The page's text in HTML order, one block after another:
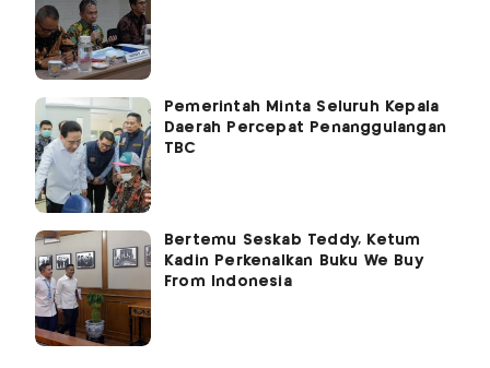
Pemerintah Minta Seluruh Kepala
Daerah Percepat Penanggulangan
TBC
Bertemu Seskab Teddy, Ketum
Kadin Perkenalkan Buku We Buy
From Indonesia